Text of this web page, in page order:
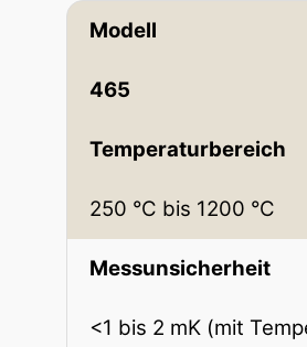
Modell
465
Temperaturbereich
250 °C bis 1200 °C
Messunsicherheit
<1 bis 2 mK (mit